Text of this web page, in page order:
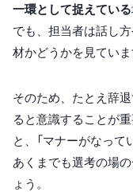
一環として捉えている
でも、担当者は話し
材かどうかを見ていま
そのため、たとえ辞
ると意識することが
と、「マナーがなって
あくまでも選考の場
ょう。